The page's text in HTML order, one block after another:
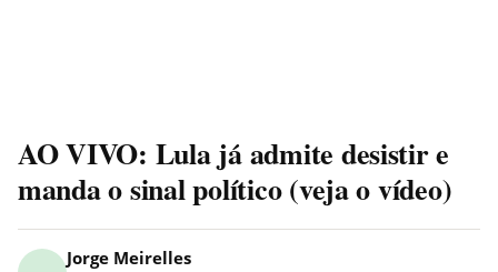
AO VIVO: Lula já admite desistir e
manda o sinal político (veja o vídeo)
Jorge Meirelles